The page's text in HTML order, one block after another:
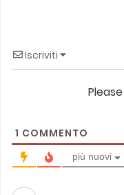
Iscriviti
1 COMMENTO
più nuovi